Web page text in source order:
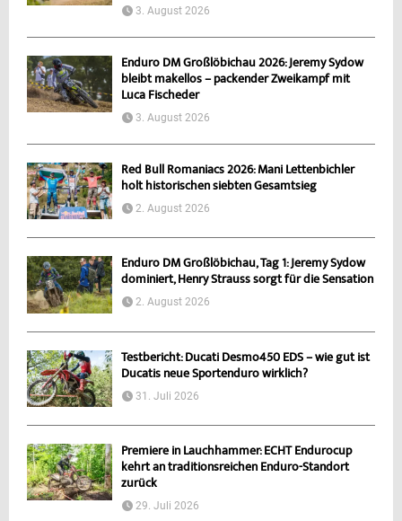
3. August 2026
Enduro DM Großlöbichau 2026: Jeremy Sydow
bleibt makellos – packender Zweikampf mit
Luca Fischeder
3. August 2026
Red Bull Romaniacs 2026: Mani Lettenbichler
holt historischen siebten Gesamtsieg
2. August 2026
Enduro DM Großlöbichau, Tag 1: Jeremy Sydow
dominiert, Henry Strauss sorgt für die Sensation
2. August 2026
Testbericht: Ducati Desmo450 EDS – wie gut ist
Ducatis neue Sportenduro wirklich?
31. Juli 2026
Premiere in Lauchhammer: ECHT Endurocup
kehrt an traditionsreichen Enduro-Standort
zurück
29. Juli 2026